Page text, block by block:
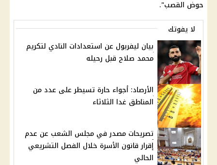
حوض القصب".
لا يفوتك
بيان ليفربول عن استعدادات النادي لتكريم
محمد صلاح قبل رحيله
الأرصاد: أجواء حارة تسيطر على عدد من
المناطق غدا الثلاثاء
تصريحات مصدر في مجلس الشعب عن عدم
إقرار قانون الأسرة خلال الفصل التشريعي
الحالي